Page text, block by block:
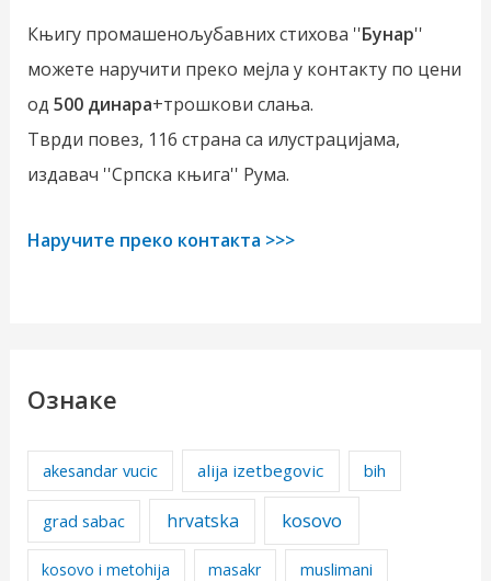
Књигу промашенољубавних стихова ''Бунар''
можете наручити преко мејла у контакту по цени
од 500 динара+трошкови слања.
Тврди повез, 116 страна са илустрацијама,
издавач ''Српска књига'' Рума.
Наручите преко контакта >>>
Ознаке
akesandar vucic alija izetbegovic bih
grad sabac hrvatska kosovo
kosovo i metohija masakr muslimani